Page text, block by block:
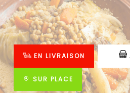
LA CARTE
VOTRE COMPTE
NOTRE RESTAURANT
VOS AVIS
EN LIVRAISON
SUR PLACE